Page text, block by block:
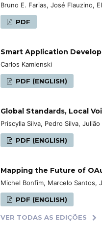
Bruno E. Farias, José Flauzino,
PDF
Smart Application
Carlos Kamienski
PDF (ENGLISH)
Global Standards, Local
Priscylla Silva, Pedro Silva,
PDF (ENGLISH)
Mapping the Future of
Michel Bonfim, Marcelo Santos,
PDF (ENGLISH)
VER TODAS AS EDIÇÕES